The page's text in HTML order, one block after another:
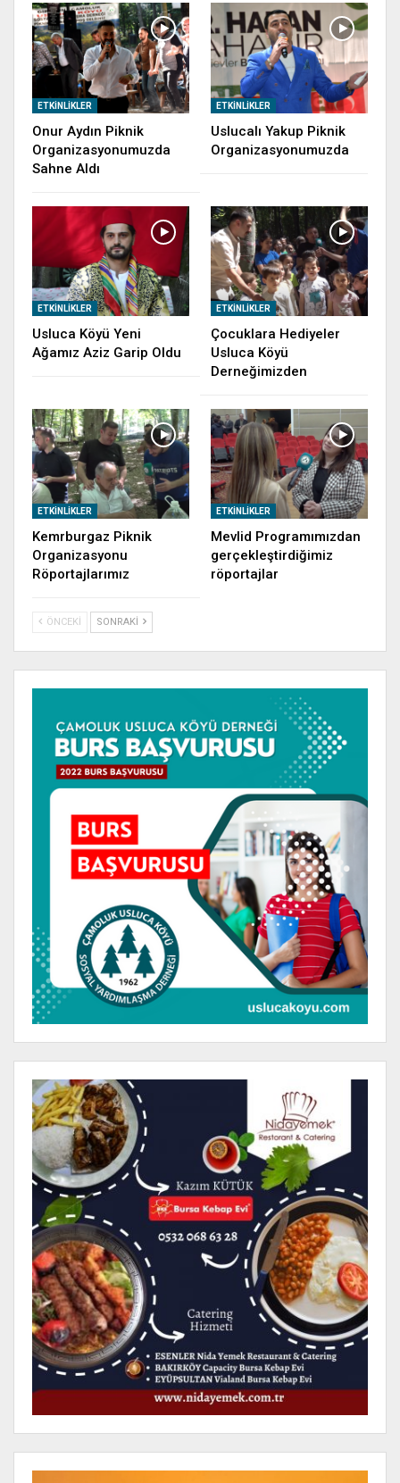
ETKINLIKLER
Onur Aydın Piknik
Organizasyonumuzda
Sahne Aldı
ETKINLIKLER
Uslucalı Yakup Piknik
Organizasyonumuzda
ETKINLIKLER
Usluca Köyü Yeni
Ağamız Aziz Garip Oldu
ETKINLIKLER
Çocuklara Hediyeler
Usluca Köyü
Derneğimizden
ETKINLIKLER
Kemrburgaz Piknik
Organizasyonu
Röportajlarımız
ETKINLIKLER
Mevlid Programımızdan
gerçekleştirdiğimiz
röportajlar
ÖNCEKI SONRAKI